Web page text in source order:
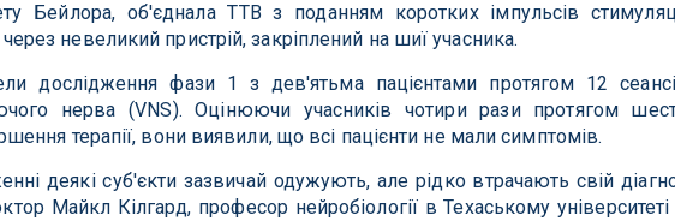
Бейлора, об'єднала ТТВ з поданням коротких імпульсів
невеликий пристрій, закріплений на шиї учасника.
дослідження фази 1 з дев'ятьма пацієнтами протягом 12
нерва (VNS). Оцінюючи учасників чотири рази протягом
терапії, вони виявили, що всі пацієнти не мали симптомів.
деякі суб'єкти зазвичай одужують, але рідко втрачають свій
Майкл Кілгард, професор нейробіології в Техаському університеті